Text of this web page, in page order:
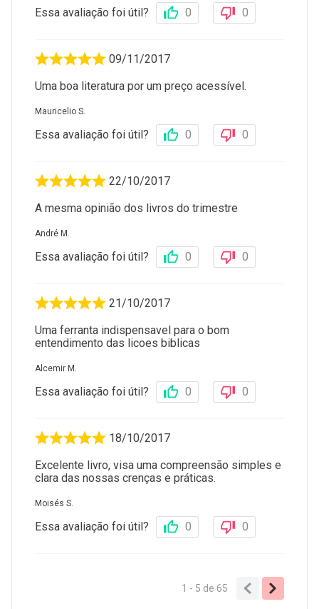
Essa avaliação foi útil? 0 0
09/11/2017
Uma boa literatura por um preço acessível.
Mauricelio S.
Essa avaliação foi útil? 0 0
22/10/2017
A mesma opinião dos livros do trimestre
André M.
Essa avaliação foi útil? 0 0
21/10/2017
Uma ferranta indispensavel para o bom
entendimento das licoes biblicas
Alcemir M.
Essa avaliação foi útil? 0 0
18/10/2017
Excelente livro, visa uma compreensão simples e
clara das nossas crenças e práticas.
Moisés S.
Essa avaliação foi útil? 0 0
1 - 5 de 65